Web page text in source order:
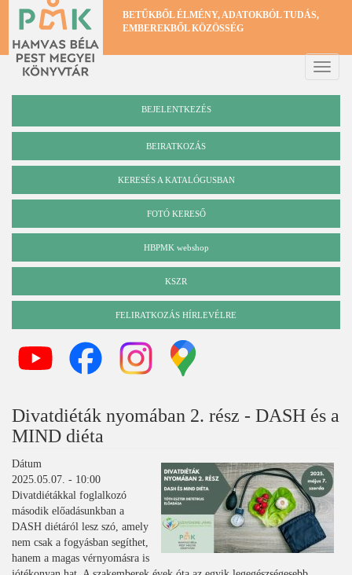
Ugrás
tartalomra
BETŰKBŐL ÉLMÉNY, ADATOKBÓL TUDÁS,
EMBEREKBŐL KÖZÖSSÉG
Toggle
BEJELENTKEZÉS
BEIRATKOZÁS
Katalógus
KERESÉS A KATALÓGUSBAN
FOTÓ KERESŐ
HBPMK webshop
KSZR
FELIRATKOZÁS HÍRLEVÉLRE
Divatdiéták nyomában 2. rész - DASH és a
MIND diéta
Dátum
2025.05.07. - 10:00
Divatdiétákkal foglalkozó
második előadásunkban a
DASH diétáról lesz szó, amely
nem csak a fogyásban segíthet,
hanem a magas vérnyomásra is